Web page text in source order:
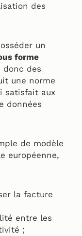
des
un
forme
donc des
une norme
satisfait aux
données
de modèle
européenne,
la facture
entre les
;